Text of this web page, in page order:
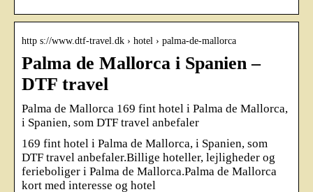
http s://www.dtf-travel.dk › hotel › palma-de-mallorca
Palma de Mallorca i Spanien –
DTF travel
Palma de Mallorca 169 fint hotel i Palma de Mallorca,
i Spanien, som DTF travel anbefaler
169 fint hotel i Palma de Mallorca, i Spanien, som
DTF travel anbefaler.Billige hoteller, lejligheder og
ferieboliger i Palma de Mallorca.Palma de Mallorca
kort med interesse og hotel